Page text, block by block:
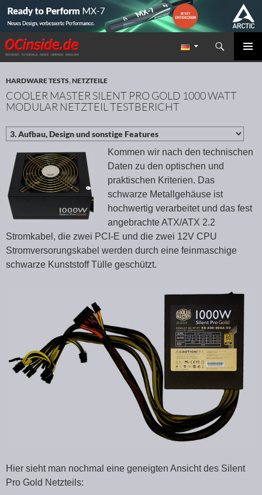
Redaktion ocinside.de PC Hardware Portal
Suchen
ZUM INHALT SPRINGEN
HARDWARE TESTS,NETZTEILE
COOLER MASTER SILENT PRO GOLD 1000 WATT
MODULAR NETZTEIL TESTBERICHT
Kommen wir nach den technischen
Daten zu den optischen und
praktischen Kriterien. Das
schwarze Metallgehäuse ist
hochwertig verarbeitet und das fest
angebrachte ATX/ATX 2.2
Stromkabel, die zwei PCI-E und die zwei 12V CPU
Stromversorungskabel werden durch eine feinmaschige
schwarze Kunststoff Tülle geschützt.
Hier sieht man nochmal eine geneigten Ansicht des Silent
Pro Gold Netzteils: